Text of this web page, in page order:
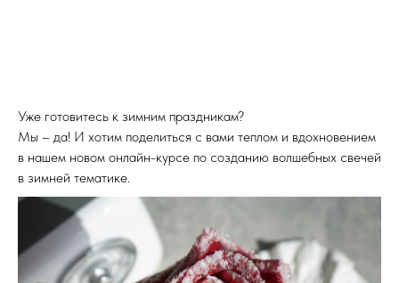
Уже готовитесь к зимним праздникам?
Мы – да! И хотим поделиться с вами теплом и вдохновением
в нашем новом онлайн-курсе по созданию волшебных свечей
в зимней тематике.